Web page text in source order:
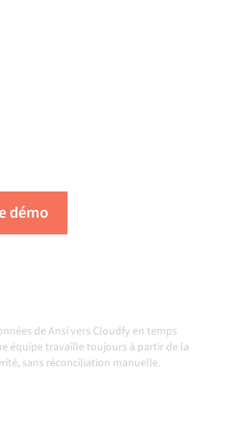
démo
de Ansi vers Cloudfy en temps
équipe travaille toujours à partir de la
sans réconciliation manuelle.